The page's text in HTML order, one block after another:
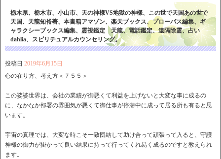
栃木県、栃木市、小山市、天の神様VS地獄の神様、この世で天国あの世で
天国、天龍知裕著、本書籍アマゾン、楽天ブックス、プローパス編集、ギ
ャラクシーブックス編集、霊視鑑定 天龍、電話鑑定、遠隔除霊、占い
dahlia、スピリチュアルカウンセリング。
投稿日 2019年6月15日
心の在り方、考え方＜７５５＞
この娑婆世界は、会社の業績が御悪くて利益を上げないと大変な事に成るの
に、なかなか部署の雰囲気が悪くて御仕事が停滞中に成って居る所も有ると思
います。
宇宙の真理では、大変な時こそ一致団結して助け合って頑張って入ると、守護
神様の御力が掛かって良い結果に持って行ってくれ易く成るのですと教えられ
ます。